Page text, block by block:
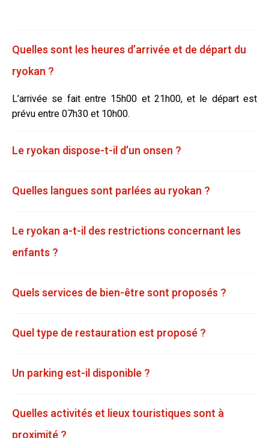
Quelles sont les heures d’arrivée et de départ du
ryokan ?
L’arrivée se fait entre 15h00 et 21h00, et le départ est
prévu entre 07h30 et 10h00.
Le ryokan dispose-t-il d’un onsen ?
Quelles langues sont parlées au ryokan ?
Le ryokan a-t-il des restrictions concernant les
enfants ?
Quels services de bien-être sont proposés ?
Quel type de restauration est proposé ?
Un parking est-il disponible ?
Quelles activités et lieux touristiques sont à